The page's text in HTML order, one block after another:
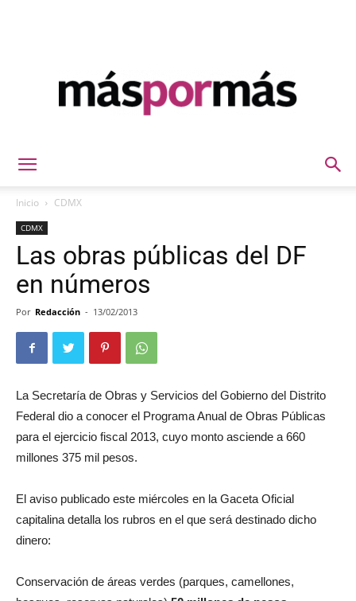
Inicio CDMX
CDMX
Las obras públicas del DF
en números
Por Redacción - 13/02/2013
La Secretaría de Obras y Servicios del Gobierno del Distrito
Federal dio a conocer el Programa Anual de Obras Públicas
para el ejercicio fiscal 2013, cuyo monto asciende a 660
millones 375 mil pesos.
El aviso publicado este miércoles en la Gaceta Oficial
capitalina detalla los rubros en el que será destinado dicho
dinero:
Conservación de áreas verdes (parques, camellones,